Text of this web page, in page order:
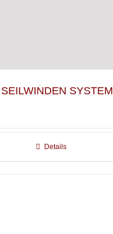
SYSTEM
Details